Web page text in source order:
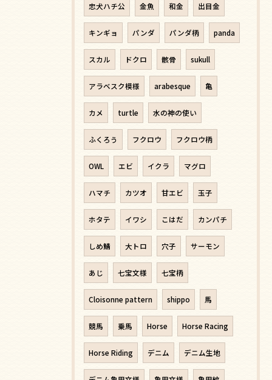
忠犬ハチ公 金魚 和金 出目金
キンギョ パンダ パンダ柄 panda
スカル ドクロ 骸骨 sukull
アラベスク模様 arabesque 亀
カメ turtle 水の神の使い
ふくろう フクロウ フクロウ柄
OWL エビ イクラ マグロ
ハマチ カツオ 甘エビ 玉子
ホタテ イワシ こはだ カンパチ
しめ鯖 大トロ 穴子 サーモン
あじ 七宝文様 七宝柄
Cloisonne pattern shippo 馬
競馬 乗馬 Horse Horse Racing
Horse Riding デニム デニム生地